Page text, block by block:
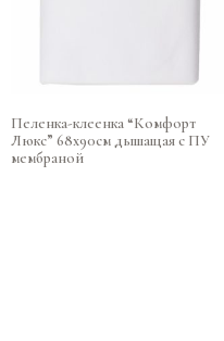
Пеленка-клеенка “Комфорт
Люкс” 68х90см дышащая с ПУ
мембраной